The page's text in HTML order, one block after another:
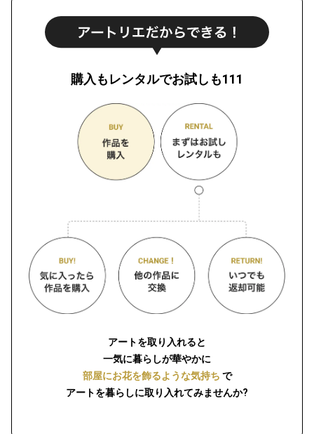
購入もレンタルでお試しも111
アートを取り入れると
一気に暮らしが華やかに
部屋にお花を飾るような気持ち で
アートを暮らしに取り入れてみませんか?